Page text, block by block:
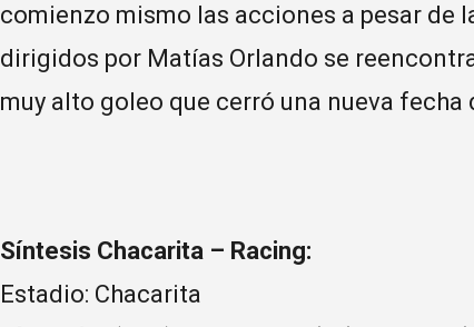
comienzo mismo las acciones a pesar de
dirigidos por Matías Orlando se
muy alto goleo que cerró una nueva fecha
Síntesis Chacarita – Racing:
Estadio: Chacarita